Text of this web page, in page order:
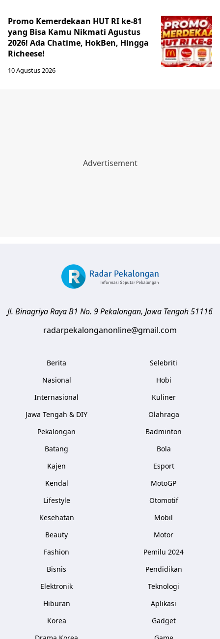
Promo Kemerdekaan HUT RI ke-81
yang Bisa Kamu Nikmati Agustus
2026! Ada Chatime, HokBen, Hingga
Richeese!
10 Agustus 2026
Jl. Binagriya Raya B1 No. 9Pekalongan, Jawa Tengah51116
radarpekalonganonline@gmail.com
Berita
Nasional
Internasional
Jawa Tengah & DIY
Pekalongan
Batang
Kajen
Kendal
Lifestyle
Kesehatan
Beauty
Fashion
Bisnis
Elektronik
Hiburan
Korea
Selebriti
Hobi
Kuliner
Olahraga
Badminton
Bola
Esport
MotoGP
Otomotif
Mobil
Motor
Pemilu 2024
Pendidikan
Teknologi
Aplikasi
Gadget